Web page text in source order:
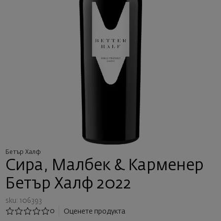
Бетър Халф
Сира, Малбек & Карменер
Бетър Халф 2022
sku: 106393
0
Оценете продукта